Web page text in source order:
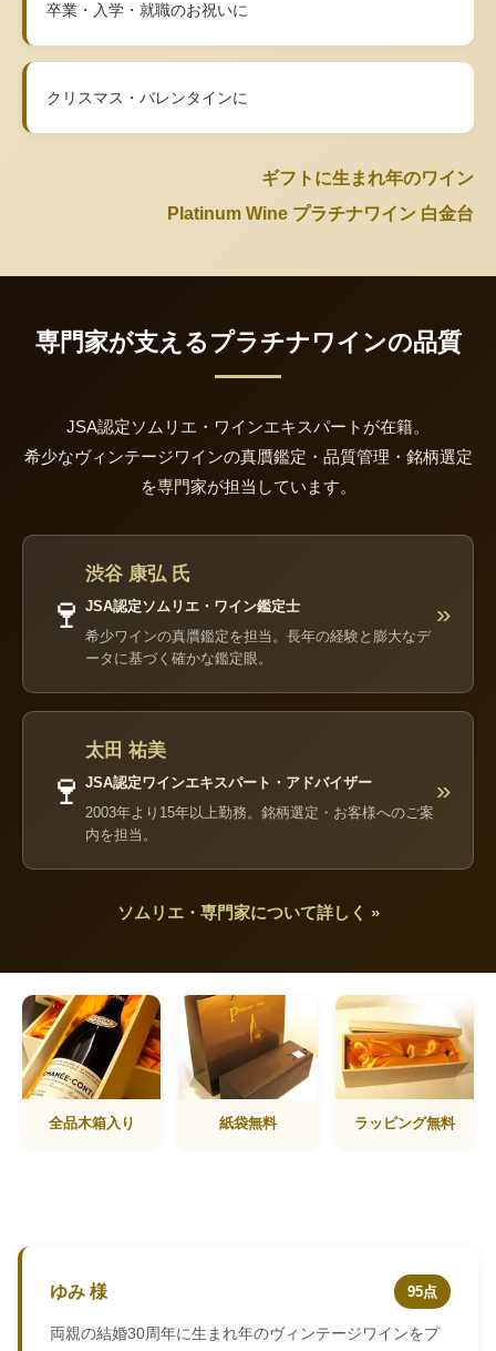
卒業・入学・就職のお祝いに
クリスマス・バレンタインに
ギフトに生まれ年のワイン
Platinum Wine プラチナワイン 白金台
専門家が支えるプラチナワインの品質
JSA認定ソムリエ・ワインエキスパートが在籍。
希少なヴィンテージワインの真贋鑑定・品質管理・銘柄選定
を専門家が担当しています。
🍷
渋谷 康弘 氏
JSA認定ソムリエ・ワイン鑑定士
希少ワインの真贋鑑定を担当。長年の経験と膨大なデ
ータに基づく確かな鑑定眼。
»
🍷
太田 祐美
JSA認定ワインエキスパート・アドバイザー
2003年より15年以上勤務。銘柄選定・お客様へのご案
内を担当。
»
ソムリエ・専門家について詳しく »
全品木箱入り 紙袋無料 ラッピング無料
ゆみ 様 95点
両親の結婚30周年に生まれ年のヴィンテージワインをプ